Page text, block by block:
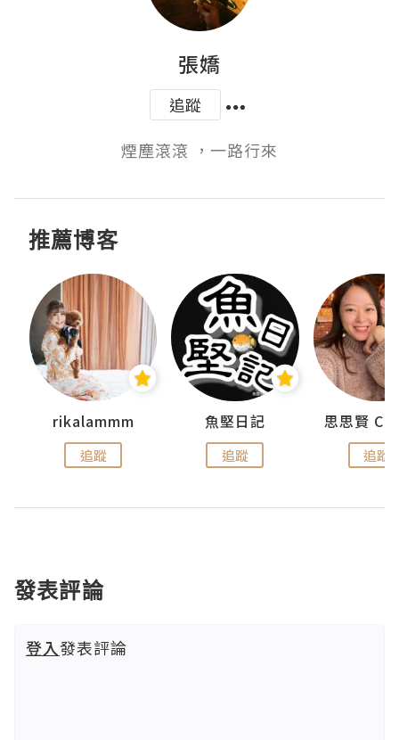
張嬌
追蹤
煙塵滾滾 ，一路行來
推薦博客
rikalammm
追蹤
魚堅日記
追蹤 追蹤
發表評論
登入發表評論